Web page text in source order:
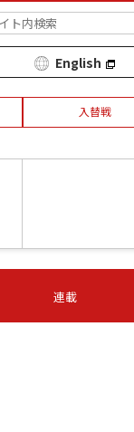
English
入替戦
連載